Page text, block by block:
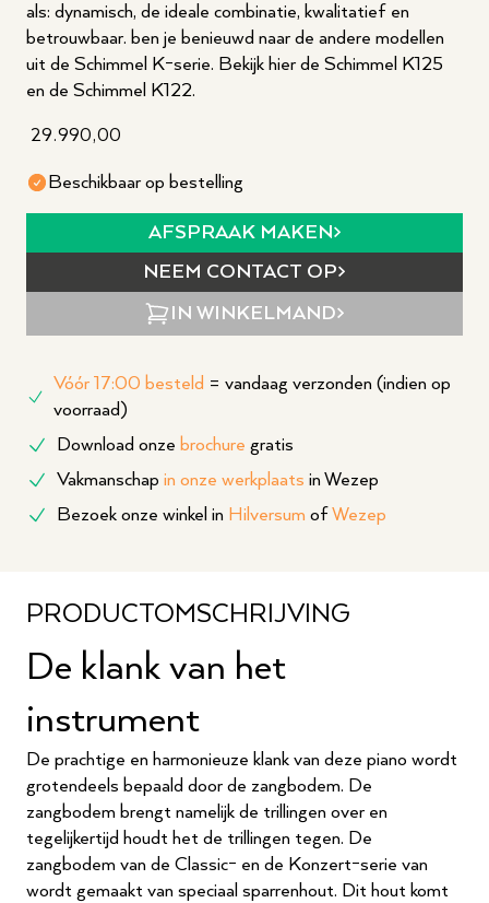
als: dynamisch, de ideale combinatie, kwalitatief en
betrouwbaar. ben je benieuwd naar de andere modellen
uit de Schimmel K-serie. Bekijk hier de Schimmel K125
en de Schimmel K122.
29.990,00
Beschikbaar op bestelling
AFSPRAAK MAKEN
NEEM CONTACT OP
IN WINKELMAND
Vóór 17:00 besteld = vandaag verzonden (indien op
voorraad)
Download onze brochure gratis
Vakmanschap in onze werkplaats in Wezep
Bezoek onze winkel in Hilversum of Wezep
PRODUCTOMSCHRIJVING
De klank van het
instrument
De prachtige en harmonieuze klank van deze piano wordt
grotendeels bepaald door de zangbodem. De
zangbodem brengt namelijk de trillingen over en
tegelijkertijd houdt het de trillingen tegen. De
zangbodem van de Classic- en de Konzert-serie van
wordt gemaakt van speciaal sparrenhout. Dit hout komt